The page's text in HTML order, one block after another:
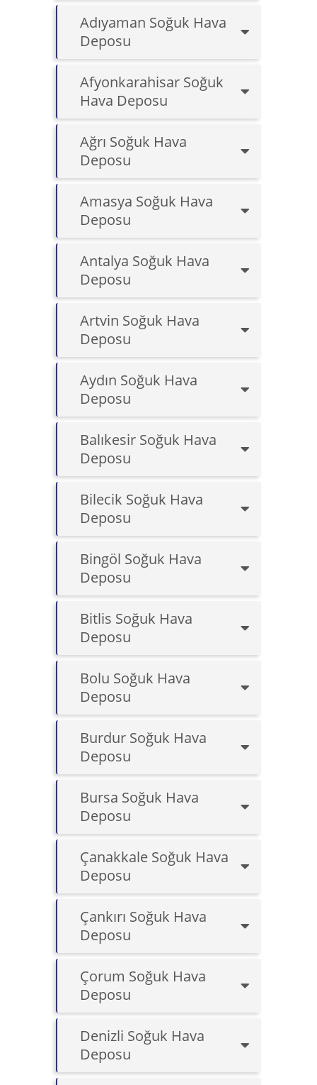
Adıyaman Soğuk Hava
Deposu
Afyonkarahisar Soğuk
Hava Deposu
Ağrı Soğuk Hava
Deposu
Amasya Soğuk Hava
Deposu
Antalya Soğuk Hava
Deposu
Artvin Soğuk Hava
Deposu
Aydın Soğuk Hava
Deposu
Balıkesir Soğuk Hava
Deposu
Bilecik Soğuk Hava
Deposu
Bingöl Soğuk Hava
Deposu
Bitlis Soğuk Hava
Deposu
Bolu Soğuk Hava
Deposu
Burdur Soğuk Hava
Deposu
Bursa Soğuk Hava
Deposu
Çanakkale Soğuk Hava
Deposu
Çankırı Soğuk Hava
Deposu
Çorum Soğuk Hava
Deposu
Denizli Soğuk Hava
Deposu